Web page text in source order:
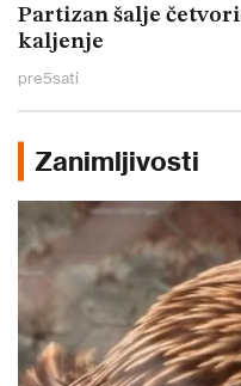
Partizan šalje
kaljenje
pre5sati
Zanimljivosti